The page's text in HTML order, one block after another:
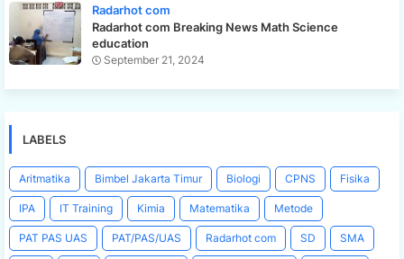
Radarhot com
Radarhot com Breaking News Math Science
education
September 21, 2024
LABELS
Aritmatika Bimbel Jakarta Timur Biologi CPNS Fisika
IPA IT Training Kimia Matematika Metode
PAT PAS UAS PAT/PAS/UAS Radarhot com SD SMA